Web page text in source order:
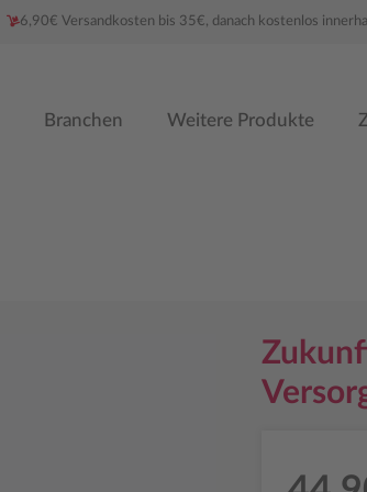
6,90€ Versandkosten bis 35€, danach kostenlos
Branchen Weitere Produkte